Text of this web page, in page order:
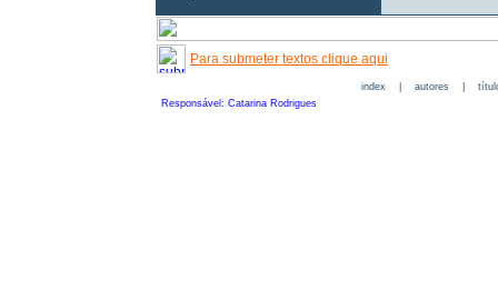
Para submeter textos clique aqui
index| autores|